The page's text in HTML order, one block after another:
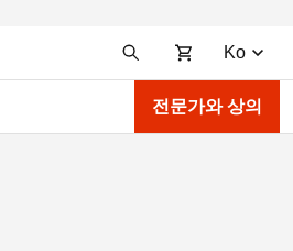
Ko
전문가와 상의